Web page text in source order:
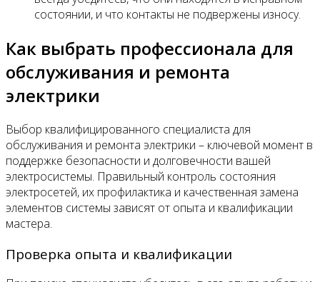
состоянии, и что контакты не подвержены износу.
Как выбрать профессионала для
обслуживания и ремонта
электрики
Выбор квалифицированного специалиста для
обслуживания и ремонта электрики – ключевой момент в
поддержке безопасности и долговечности вашей
электросистемы. Правильный контроль состояния
электросетей, их профилактика и качественная замена
элементов системы зависят от опыта и квалификации
мастера.
Проверка опыта и квалификации